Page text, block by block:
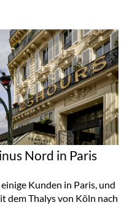
Nord in Paris
Kunden in Paris, und
dem Thalys von Köln nach